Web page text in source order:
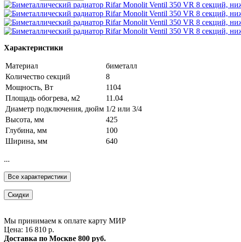
Характеристики
Материал
биметалл
Количество секций
8
Мощность, Вт
1104
Площадь обогрева, м2
11.04
Диаметр подключения, дюйм 1/2 или 3/4
Высота, мм
425
Глубина, мм
100
Ширина, мм
640
...
Все характеристики
Скидки
Мы принимаем к оплате карту МИР
Цена: 16 810 р.
Доставка по Москве 800 руб.